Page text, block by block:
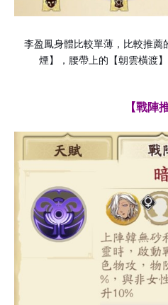
李盈鳳身體比較單薄，比較推薦
煙】，腰帶上的【朝雲橫渡
【戰陣